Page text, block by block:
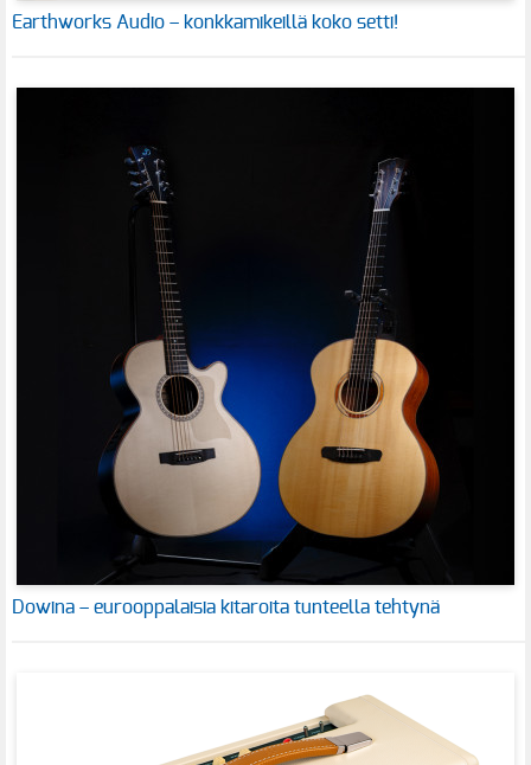
Earthworks Audio – konkkamikeillä koko setti!
Dowina – eurooppalaisia kitaroita tunteella tehtynä